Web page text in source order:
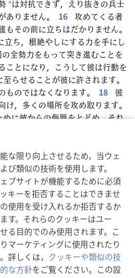
な限り向上させるため，当ウェ
び類似の技術を使用します。
ブサイトが機能するために必須
キーを拒否することはできませ
使用を受け入れるか拒否するか
す。それらのクッキーはユー
る目的でのみ使用されます。こ
マーケティングに使用されたり
詳しくは， クッキーや類似の技
な方針をご覧ください。この設
*は対抗できず，えり抜きの兵士
りません。
16
攻めてくる者
もその前に立ちはだかりません。
立ち，根絶やしにする力を手にし
全勢力をもって突き進むことを
ことになり，こうして彼は行動を
至らせることが彼に許されます。
のではなくなります。
18
彼
け，多くの場所を攻め取ります。
に彼からの侮辱をとどめ，それ
の侮辱に報復します。
向け，つまずいて倒れ，姿を消し
上がる者は，取り立て人 *を遣わ
せます。しかし，その者は数日の
怒りや戦いによるのではありませ
悪されている * 者が立ち上がり
威光を与えようとしません。彼は
*来て，やすやすと *王国を手に
うな軍勢
は彼のために押し流
約 f の指導者 g もそうなります。